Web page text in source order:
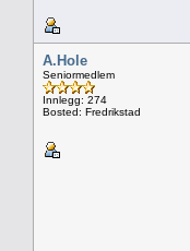
A.Hole
Seniormedlem
Innlegg: 274
Bosted: Fredrikstad